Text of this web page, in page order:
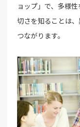
ョップ」で、多様
切さを知ることは
つながります。